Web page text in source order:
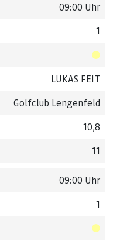
09:00 Uhr
1
LUKAS FEIT
Golfclub Lengenfeld
10,8
11
09:00 Uhr
1